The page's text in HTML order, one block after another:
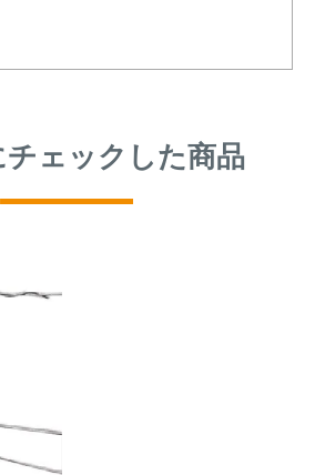
ェックした商品